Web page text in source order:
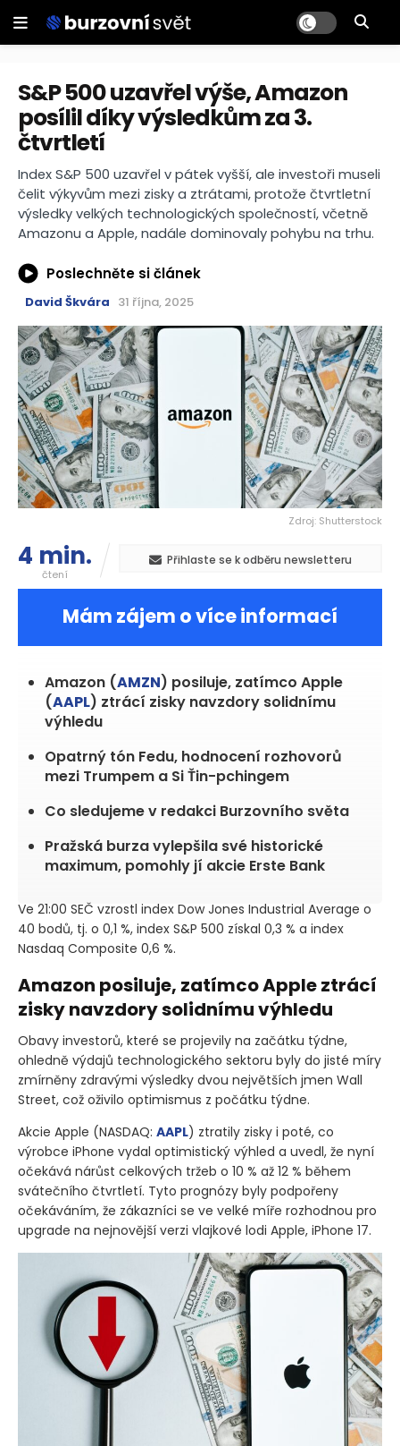
S&P 500 uzavřel výše, Amazon
posílil díky výsledkům za 3.
čtvrtletí
Index S&P 500 uzavřel v pátek vyšší, ale investoři museli
čelit výkyvům mezi zisky a ztrátami, protože čtvrtletní
výsledky velkých technologických společností, včetně
Amazonu a Apple, nadále dominovaly pohybu na trhu.
Poslechněte si článek
David Škvára 31 října, 2025
Zdroj: Shutterstock
4 min.
čtení
Přihlaste se k odběru newsletteru
Mám zájem o více informací
Amazon (AMZN) posiluje, zatímco Apple
(AAPL) ztrácí zisky navzdory solidnímu
výhledu
Opatrný tón Fedu, hodnocení rozhovorů
mezi Trumpem a Si Ťin-pchingem
Co sledujeme v redakci Burzovního světa
Pražská burza vylepšila své historické
maximum, pomohly jí akcie Erste Bank
Ve 21:00 SEČ vzrostl index Dow Jones Industrial Average o
40 bodů, tj. o 0,1 %, index S&P 500 získal 0,3 % a index
Nasdaq Composite 0,6 %.
Amazon posiluje, zatímco Apple ztrácí
zisky navzdory solidnímu výhledu
Obavy investorů, které se projevily na začátku týdne,
ohledně výdajů technologického sektoru byly do jisté míry
zmírněny zdravými výsledky dvou největších jmen Wall
Street, což oživilo optimismus z počátku týdne.
Akcie Apple (NASDAQ: AAPL) ztratily zisky i poté, co
výrobce iPhone vydal optimistický výhled a uvedl, že nyní
očekává nárůst celkových tržeb o 10 % až 12 % během
svátečního čtvrtletí. Tyto prognózy byly podpořeny
očekáváním, že zákazníci se ve velké míře rozhodnou pro
upgrade na nejnovější verzi vlajkové lodi Apple, iPhone 17.